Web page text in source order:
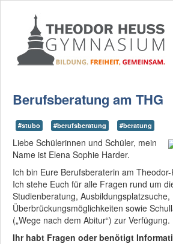
Berufsberatung am THG
#stubo #berufsberatung #beratung
Liebe Schülerinnen und Schüler, mein
Name ist Elena Sophie Harder.
Ich bin Eure Berufsberaterin am
Ich stehe Euch für alle Fragen rund um
Studienberatung,
Überbrückungsmöglichkeiten sowie
(„Wege nach dem Abitur“) zur Verfügung.
Ihr habt Fragen oder benötigt